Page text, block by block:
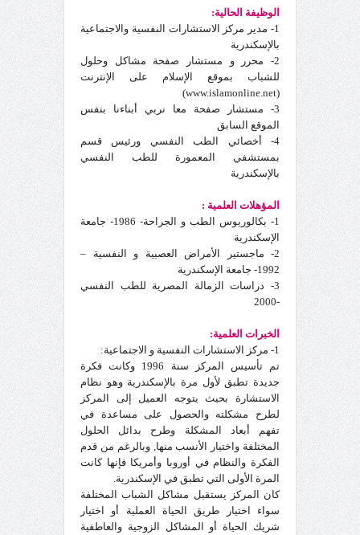
الوظيفة الحالية:
1- مدير مركز الاستشارات النفسية والاجتماعية
بالإسكندرية
2- محرر و مستشار صفحة مشاكل وحلول
للشباب بموقع الإسلام على الإنترنت
(www.islamonline.net)
3- مستشار صفحة معا نربي أبناءنا بنفس
الموقع السابق
4- أخصائي الطب النفسي ورئيس قسم
بمستشفي المعمورة للطب النفسي
بالإسكندرية
المؤهلات العلمية :
1- بكالوريوس الطب و الجراحة- 1986- جامعة
الإسكندرية
2- ماجستير الأمراض العصبية و النفسية –
1992- جامعة الإسكندرية
3- دراسات الزمالة المصرية للطب النفسي
-2000
الخبرات العلمية:
1- مركز الاستشارات النفسية و الاجتماعية:
تم تأسيس المركز سنة 1996 وكانت فكرة
جديدة تطبق لأول مرة بالإسكندرية وهو نظام
الاستشارة بحيث يتوجه العميل إلى المركز
لطرح مشكلته والحصول على مساعدة في
تفهم أبعاد المشكلة وطرح بدائل الحلول
المختلفة واختيار الأنسب منها, وبالرغم من قدم
الفكرة والنظام في أوروبا وأمريكا فإنها كانت
المرة الأولى التي تطبق في الإسكندرية.
كان المركز يستقبل مشاكل الشباب المختلفة
سواء اختيار طريق الحياة العملية أو اختيار
شريك الحياة أو المشاكل الزوجية والعاطفية